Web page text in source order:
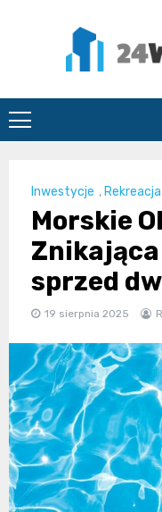
Inwestycje , Rekreacja
Morskie
Znikająca
sprzed
19 sierpnia 2025